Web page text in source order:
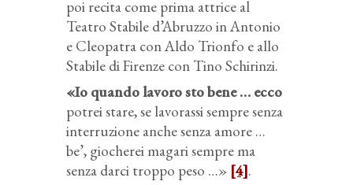
poi recita come prima attrice al
Teatro Stabile d’Abruzzo in Antonio
e Cleopatra con Aldo Trionfo e allo
Stabile di Firenze con Tino Schirinzi.
«Io quando lavoro sto bene … ecco
potrei stare, se lavorassi sempre senza
interruzione anche senza amore …
be’, giocherei magari sempre ma
senza darci troppo peso …» [4].